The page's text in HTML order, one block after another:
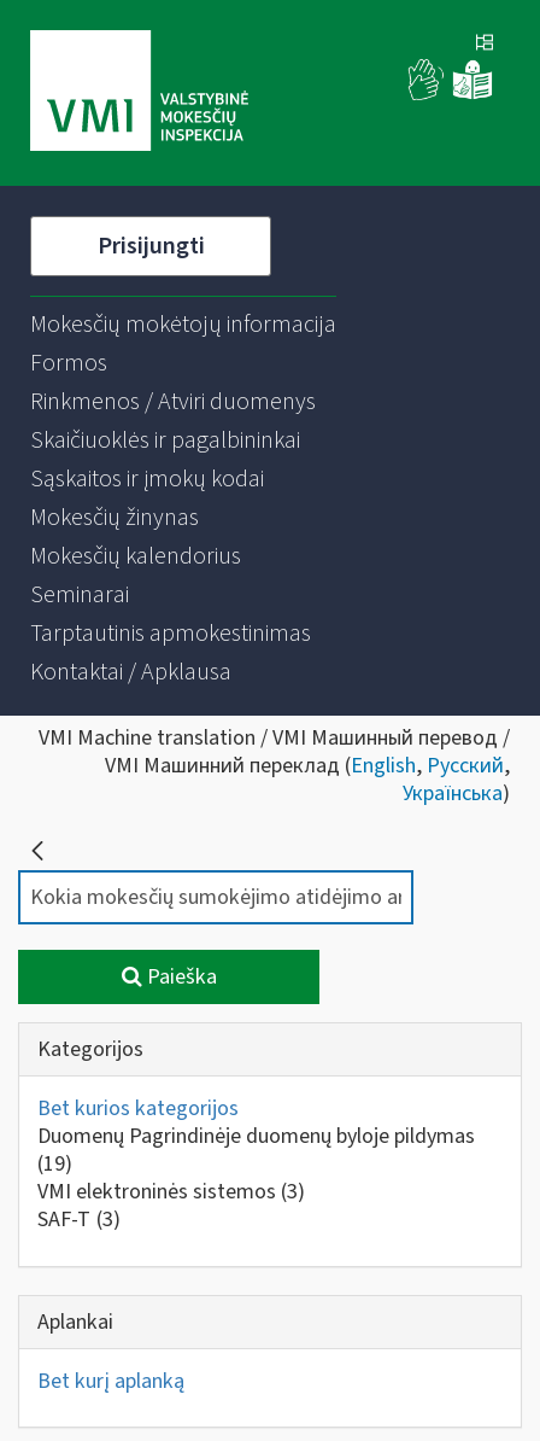
Prisijungti
Mokesčių mokėtojų informacija
Formos
Rinkmenos / Atviri duomenys
Skaičiuoklės ir pagalbininkai
Sąskaitos ir įmokų kodai
Mokesčių žinynas
Mokesčių kalendorius
Seminarai
Tarptautinis apmokestinimas
Kontaktai / Apklausa
VMI Machine translation / VMI Машинный перевод /
VMI Машинний переклад (English, Русский,
Українська)
Paieška
Kategorijos
Bet kurios kategorijos
Duomenų Pagrindinėje duomenų byloje pildymas
(19)
VMI elektroninės sistemos (3)
SAF-T (3)
Aplankai
Bet kurį aplanką